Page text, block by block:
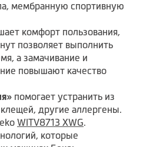
мембранную спортивную
комфорт пользования,
позволяет выполнить
а замачивание и
повышают качество
помогает устранить из
другие аллергены.
WITV8713 XWG.
которые